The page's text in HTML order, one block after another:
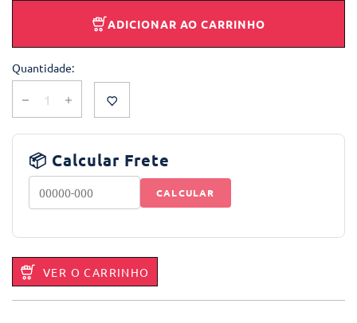
ADICIONAR AO CARRINHO
Quantidade:
📦 Calcular Frete
CALCULAR
VER O CARRINHO